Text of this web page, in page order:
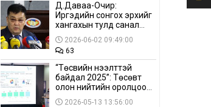
Д.Даваа-Очир:
Иргэдийн сонгох эрхийг
хангахын тулд санал
авах олон хэлбэр
нэвтрүүлэх
шаардлагатай
2026-06-02 09:49:00
63
“Төсвийн нээлттэй
байдал 2025”: Төсөвт
олон нийтийн оролцоо
бага байна
2026-05-13 13:56:00